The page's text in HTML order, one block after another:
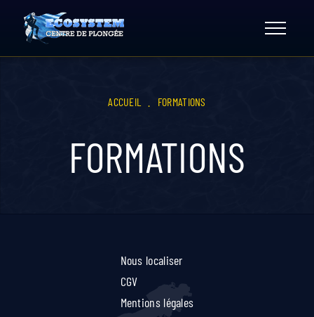
content
ACCUEIL FORMATIONS
FORMATIONS
Nous localiser
CGV
Mentions légales